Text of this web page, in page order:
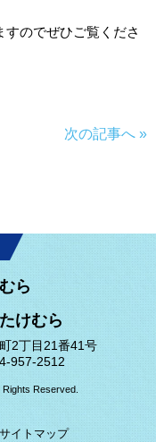
のでぜひご覧くださ
次の記事へ »
ら
けむら
2丁目21番41号
957-2512
Reserved.
サイトマップ